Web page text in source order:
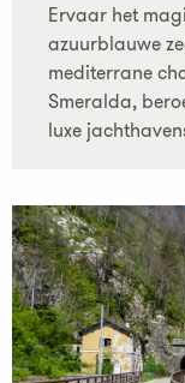
Ervaar het
azuurblauwe
mediterrane
Smeralda,
luxe